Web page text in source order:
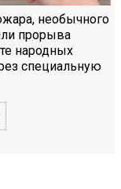
необычного
прорыва
народных
специальную